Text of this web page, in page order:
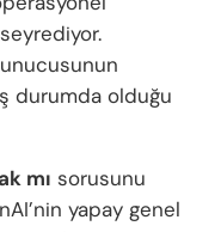
durumda olduğu
mı sorusunu
yapay genel